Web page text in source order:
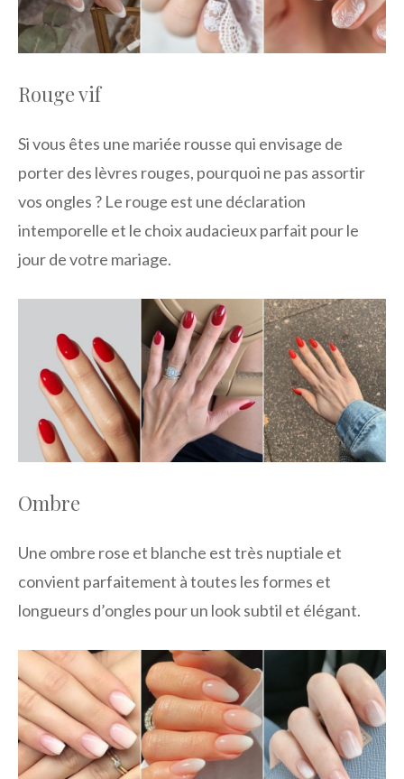
Rouge vif
Si vous êtes une mariée rousse qui envisage de
porter des lèvres rouges, pourquoi ne pas assortir
vos ongles ? Le rouge est une déclaration
intemporelle et le choix audacieux parfait pour le
jour de votre mariage.
Ombre
Une ombre rose et blanche est très nuptiale et
convient parfaitement à toutes les formes et
longueurs d’ongles pour un look subtil et élégant.